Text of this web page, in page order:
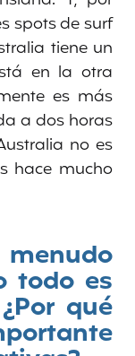
spots de surf
tiene un
en la otra
es más
a dos horas
no es
hace mucho
todo es
qué